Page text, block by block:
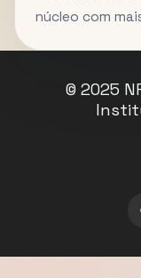
núcleo com
© 2025